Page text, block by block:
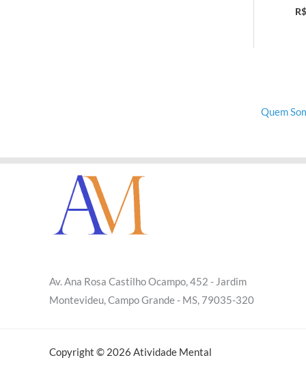
R$
Quem
Av. Ana Rosa Castilho Ocampo, 452 - Jardim
Montevideu, Campo Grande - MS, 79035-320
Copyright © 2026 Atividade Mental